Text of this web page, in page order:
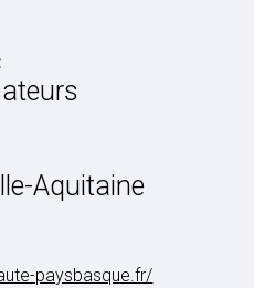
Aquitaine
paysbasque.fr/